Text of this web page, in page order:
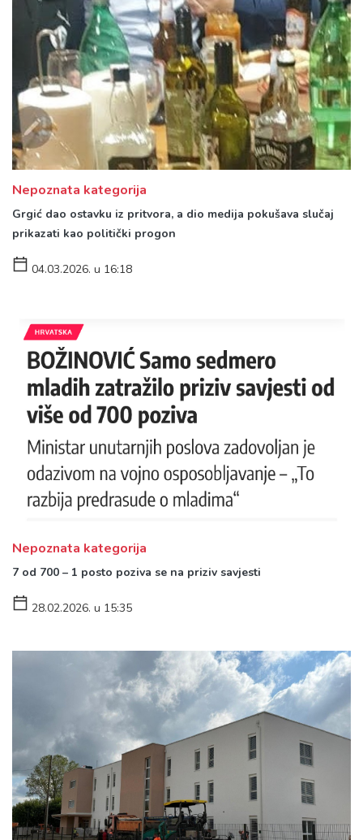
Nepoznata kategorija
Grgić dao ostavku iz pritvora, a dio medija pokušava slučaj
prikazati kao politički progon
04.03.2026. u 16:18
Nepoznata kategorija
7 od 700 – 1 posto poziva se na priziv savjesti
28.02.2026. u 15:35